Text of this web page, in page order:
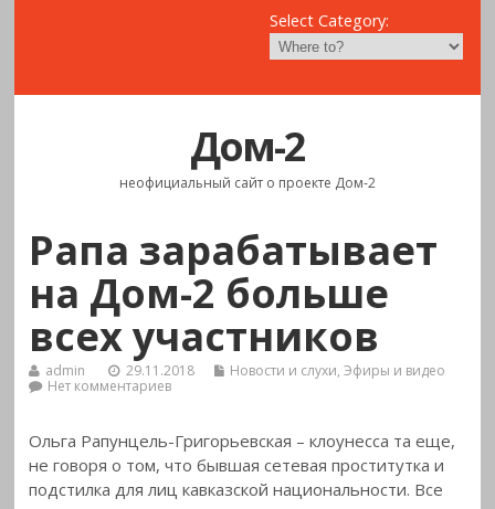
Select Category:
Дом-2
неофициальный сайт о проекте Дом-2
Рапа зарабатывает
на Дом-2 больше
всех участников
admin 29.11.2018 Новости и слухи,Эфиры и видео
Нет комментариев
Ольга Рапунцель-Григорьевская – клоунесса та еще,
неговоря о том, что бывшая сетевая проститутка и
подстилка для лиц кавказской национальности. Все